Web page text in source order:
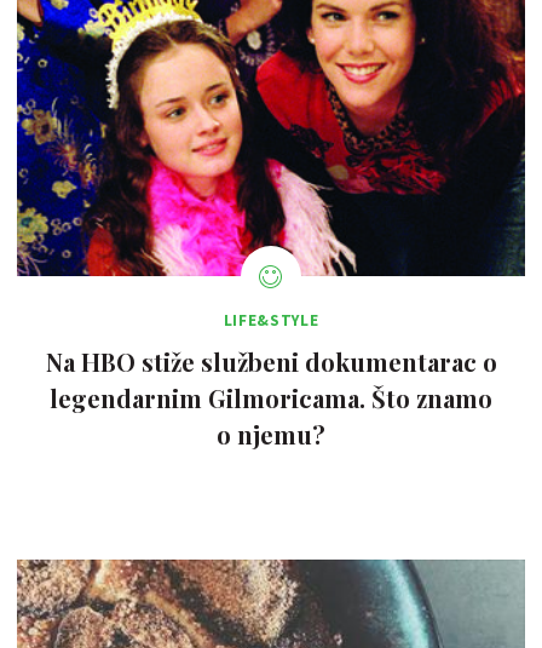
LIFE&STYLE
Na HBO stiže službeni dokumentarac o
legendarnim Gilmoricama. Što znamo
o njemu?